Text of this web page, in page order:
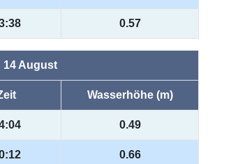
0.57
14 August
Wasserhöhe (m)
0.49
0.66